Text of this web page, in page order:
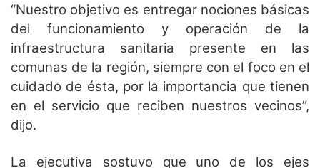
“Nuestro objetivo es entregar nociones básicas
del funcionamiento y operación de la
infraestructura sanitaria presente en las
comunas de la región, siempre con el foco en el
cuidado de ésta, por la importancia que tienen
en el servicio que reciben nuestros vecinos”,
dijo.
La ejecutiva sostuvo que uno de los ejes